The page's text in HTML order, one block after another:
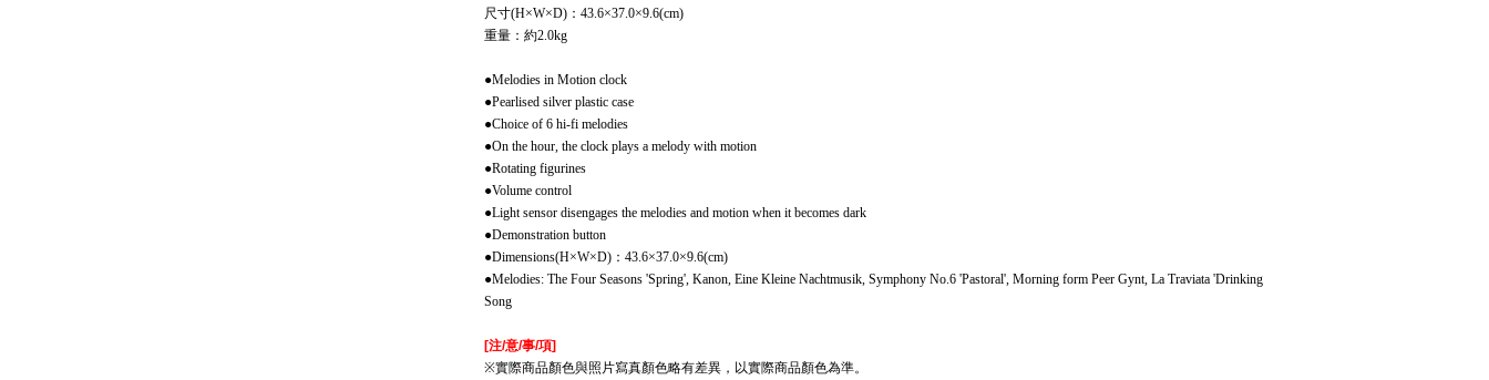
尺寸(H×W×D)：43.6×37.0×9.6(cm)
重量：約2.0kg
●Melodies in Motion clock
●Pearlised silver plastic case
●Choice of 6 hi-fi melodies
●On the hour, the clock plays a melody with motion
●Rotating figurines
●Volume control
●Light sensor disengages the melodies and motion when it becomes dark
●Demonstration button
●Dimensions(H×W×D)：43.6×37.0×9.6(cm)
●Melodies: The Four Seasons 'Spring', Kanon, Eine Kleine Nachtmusik, Symphony No.6 'Pastoral', Morning form Peer Gynt, La Traviata 'Drinking
Song
[注/意/事/項]
※實際商品顏色與照片寫真顏色略有差異，以實際商品顏色為準。